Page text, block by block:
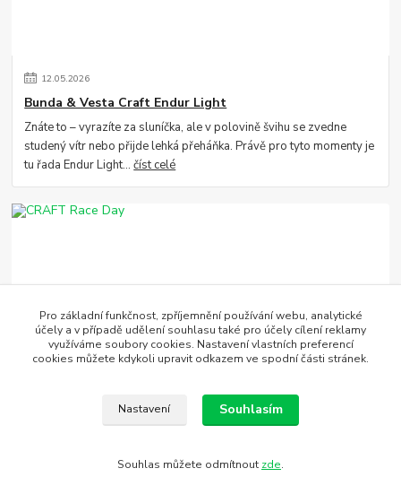
12.05.2026
Bunda & Vesta Craft Endur Light
Znáte to – vyrazíte za sluníčka, ale v polovině švihu se zvedne
studený vítr nebo přijde lehká přeháňka. Právě pro tyto momenty je
tu řada Endur Light...číst celé
11.05.2026
Pokud hledáte vybavení, které vás v den závodu nebude brzdit,
kolekce Race Day je jasnou volbou. Je to to nejlehčí, nejprodyšnější
Pro základní funkčnost, zpříjemnění používání webu, analytické
účely a v případě udělení souhlasu také pro účely cílení reklamy
využíváme soubory cookies. Nastavení vlastních preferencí
cookies můžete kdykoli upravit odkazem ve spodní části stránek.
Nastavení Souhlasím
Souhlas můžete odmítnout zde.